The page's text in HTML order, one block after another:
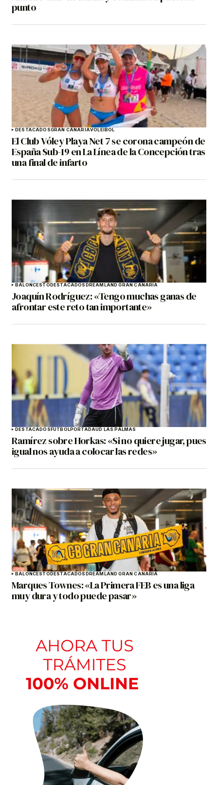
punto
DESTACADOSGRAN CANARIAVOLEIBOL
El Club Vóley Playa Net 7 se corona campeón de
España Sub-19 en La Línea de la Concepción tras
una final de infarto
BALONCESTO DESTACADOS DREAMLAND GRAN CANARIA
Joaquín Rodríguez: «Tengo muchas ganas de
afrontar este reto tan importante»
DESTACADOS FÚTBOLPORTADAUD LAS PALMAS
Ramírez sobre Horkas: «Si no quiere jugar, pues
igual nos ayuda a colocar las redes»
BALONCESTO DESTACADOS DREAMLAND GRAN CANARIA
Marques Townes: «La Primera FEB es una liga
muy dura y todo puede pasar»